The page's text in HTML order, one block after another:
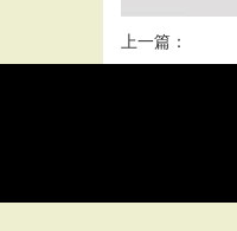
上一篇：